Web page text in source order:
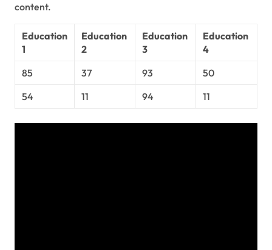
content.
Education
1
Education
2
Education
3
Education
4
85
37 93
50
54
11 94 11